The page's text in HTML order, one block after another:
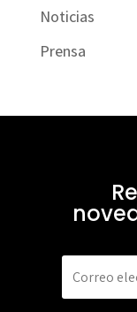
Noticias
Prensa